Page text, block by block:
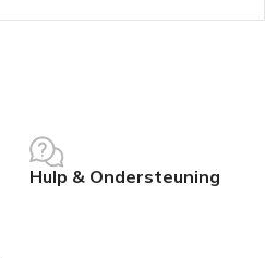
Hulp & Ondersteuning